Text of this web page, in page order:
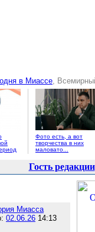
в Миассе,
Фото есть, а вот
творчества в них
маловато...
Гость редакции
Миасса
02.06.26 14:13